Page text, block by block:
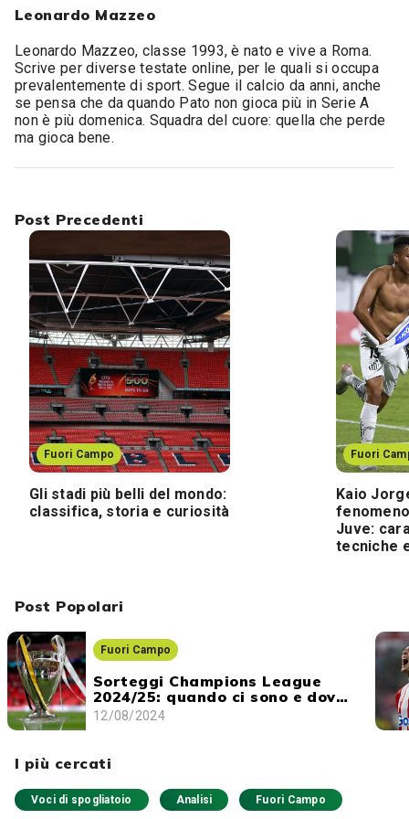
Leonardo Mazzeo
Leonardo Mazzeo, classe 1993, è nato e vive a Roma.
Scrive per diverse testate online, per le quali si occupa
prevalentemente di sport. Segue il calcio da anni, anche
se pensa che da quando Pato non gioca più in Serie A
non è più domenica. Squadra del cuore: quella che perde
ma gioca bene.
Post Popolari
Fuori Campo
Sorteggi Champions League
2024/25: quando ci sono e dove
vederli
12/08/2024
I più cercati
Voci di spogliatoio Analisi Fuori Campo
Post Precedenti
Fuori Campo
Gli stadi più belli del mondo:
classifica, storia e curiosità
Fuori
Kaio
Juve:
tecniche